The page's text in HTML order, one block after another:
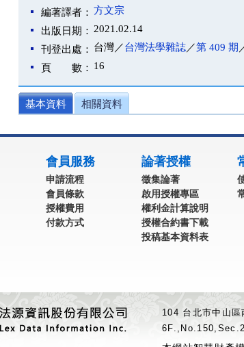
編著譯者： 方文宗
出版日期： 2021.02.14
刊登出處： 台灣／台灣法學雜誌／第 409 期
頁 數： 16
基本資料 相關資料
會員服務
申請流程
會員條款
授權費用
付款方式
論著授權
徵集論著
啟用授權專區
權利金計算說明
授權合約書下載
投稿基本資料表
104 台北市中山